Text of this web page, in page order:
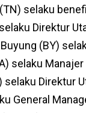
selaku
Direktur
(BY)
selaku
selaku Direktur
General